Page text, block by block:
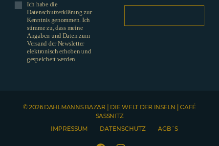
Ich habe die
Datenschutzerklärung zur
Kenntnis genommen. Ich
stimme zu, dass meine
Angaben und Daten zum
Versand der Newsletter
elektronisch erhoben und
gespeichert werden.
© 2026 DAHLMANNS BAZAR | DIE WELT DER INSELN | CAFÉ
SASSNITZ
IMPRESSUM
DATENSCHUTZ AGB´S